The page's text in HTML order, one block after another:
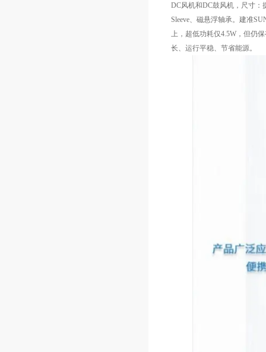
DC风机和DC鼓风机，尺寸：
Sleeve、磁悬浮轴承。建准
上，超低功耗仅4.5W，但仍
长、运行平稳、节省能源。